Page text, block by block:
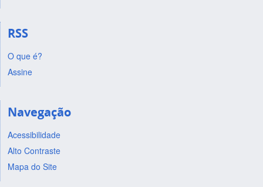
RSS
O que é?
Assine
Navegação
Acessibilidade
Alto Contraste
Mapa do Site